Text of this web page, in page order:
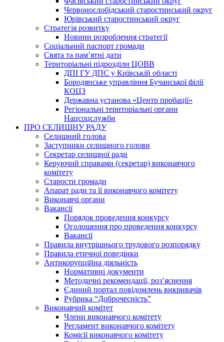
Червонослобідський старостинський округ
Юрівський старостинський округ
Стратегія розвитку
Новини розроблення стратегії
Соціальний паспорт громади
Свята та пам’ятні дати
Територіальні підрозділи ЦОВВ
ДПІ ГУ ДПС у Київській області
Бородянське управління Бучанської філії
КОЦЗ
Державна установа «Центр пробації»
Регіональні територіальні органи
Нацсоцслужби
ПРО СЕЛИЩНУ РАДУ
Селищний голова
Заступники селищного голови
Секретар селищної ради
Керуючий справами (секретар) виконавчого
комітету
Старости громади
Апарат ради та її виконавчого комітету
Виконавчі органи
Вакансії
Порядок проведення конкурсу
Оголошення про проведення конкурсу
Вакансії
Правила внутрішнього трудового розпорядку
Правила етичної поведінки
Антикорупційна діяльність
Нормативні документи
Методичні рекомендації, роз’яснення
Єдиний портал повідомлень викривачів
Рубрика “Доброчесність”
Виконавчий комітет
Члени виконавчого комітету
Регламент виконавчого комітету
Комісії виконавчого комітету